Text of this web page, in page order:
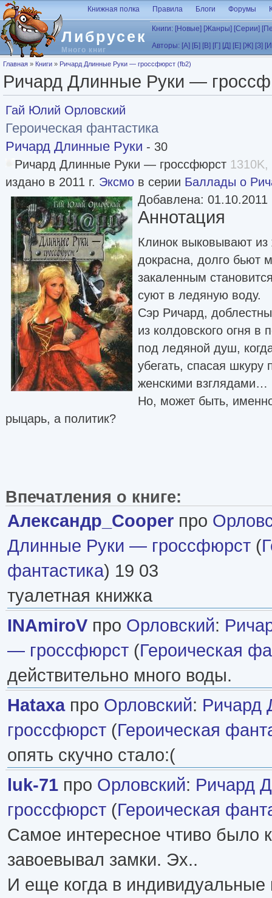
Перейти к основному содержанию
Либрусек
Много книг
Книжная полка Правила Блоги Форумы
Книги: [Новые] [Жанры] [Серии]
Авторы: [А] [Б] [В] [Г] [Д] [Е] [Ж] [З]
Вы здесь
Главная » Книги » Ричард Длинные Руки — гроссфюрст (fb2)
Ричард Длинные Руки —
Гай Юлий Орловский
Героическая фантастика
Ричард Длинные Руки - 30
Ричард Длинные Руки — гроссфюрст 1310K,
издано в 2011 г. Эксмо в серии Баллады о
Добавлена: 01.10.2011
Аннотация
Клинок выковывают из
докрасна, долго бьют
закаленным
суют в ледяную воду.
Сэр Ричард,
из колдовского огня в
под ледяной душ,
убегать, спасая шкуру
женскими взглядами…
Но, может быть,
рыцарь, а политик?
Впечатления о книге:
Александр_Cooper про
Длинные Руки — гроссфюрст (
фантастика) 19 03
туалетная книжка
INAmiroV про Орловский:
— гроссфюрст (Героическая
действительно много воды.
Hataxaпро Орловский: Ричард
гроссфюрст (Героическая
опять скучно стало:(
luk-71 про Орловский: Ричард
гроссфюрст (Героическая
Самое интересное чтиво было
завоевывал замки. Эх..
И еще когда в индивидуальные